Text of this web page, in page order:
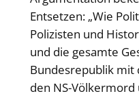
Entsetzen: „Wie
Polizisten und
und die gesamte
Bundesrepublik mit
den NS-